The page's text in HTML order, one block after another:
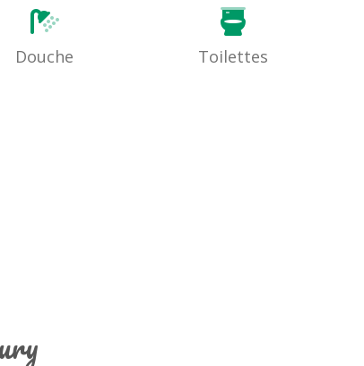
Douche Toilettes